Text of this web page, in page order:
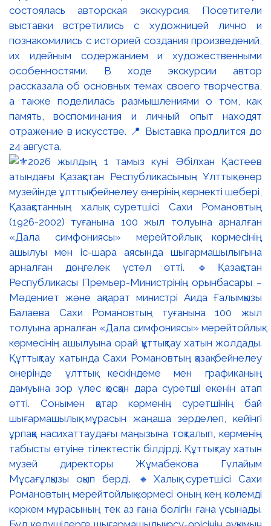
состоялась авторская экскурсия. Посетители
выставки встретились с художницей лично и
познакомились с историей создания произведений,
их идейным содержанием и художественными
особенностями. В ходе экскурсии автор
рассказала об основных темах своего творчества,
а также поделилась размышлениями о том, как
память, воспоминания и личный опыт находят
отражение в искусстве. 📍 Выставка продлится до
24 августа.